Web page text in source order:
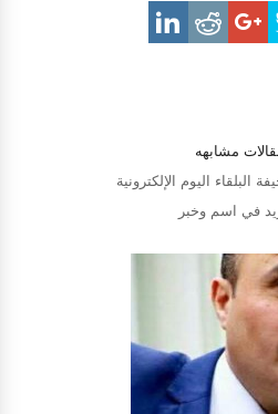
مشابهه
البلقاء اليوم الإلكترونية
في اسم وخبر